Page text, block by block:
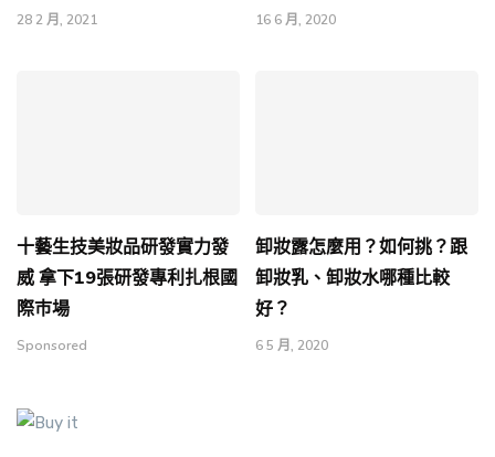
28 2 月, 2021 16 6 月, 2020
十藝生技美妝品研發實力發
威 拿下19張研發專利扎根國
際巿場
Sponsored
卸妝露怎麼用？如何挑？跟
卸妝乳、卸妝水哪種比較
好？
6 5 月, 2020